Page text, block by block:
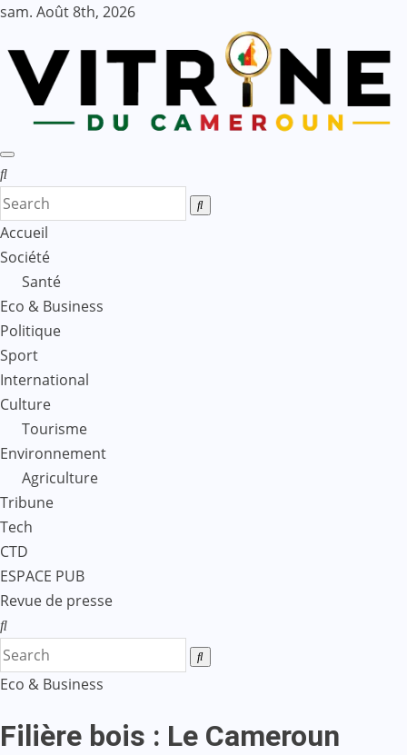
Skip
content
sam. Août 8th, 2026
Accueil
Société
Santé
Eco & Business
Politique
Sport
International
Culture
Tourisme
Environnement
Agriculture
Tribune
Tech
CTD
ESPACE PUB
Revue de presse
Eco & Business
Filière bois : Le Cameroun